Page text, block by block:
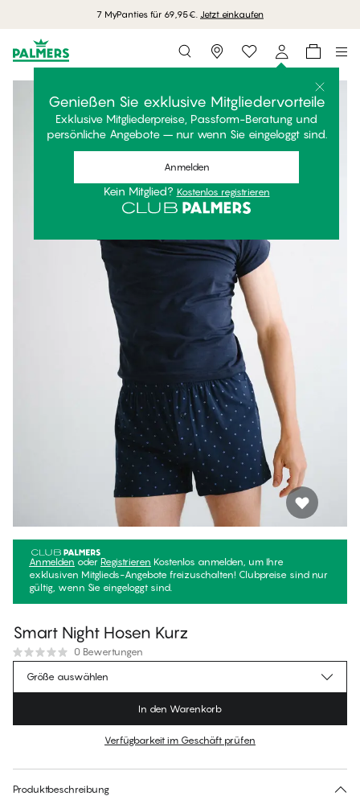
7 MyPanties für 69,95€. Jetzt einkaufen
Storefinder
Genießen Sie exklusive Mitgliedervorteile
Exklusive Mitgliederpreise, Passform-Beratung und
persönliche Angebote – nur wenn Sie eingeloggt sind.
Anmelden
Kein Mitglied? Kostenlos registrieren
Anmelden oder Registrieren Kostenlos anmelden, um Ihre
exklusiven Mitglieds-Angebote freizuschalten! Clubpreise sind nur
gültig, wenn Sie eingeloggt sind.
Smart Night Hosen Kurz
0 Bewertungen
€39.95Regulärer Preis
Für diesen Artikel gibt es keine empfohlene Größe
Größe auswählen
In den Warenkorb
Verfügbarkeit im Geschäft prüfen
Produktbeschreibung